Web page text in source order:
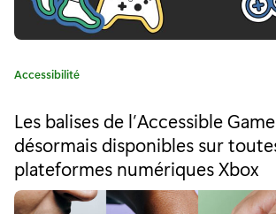
a
e
e
n
C
é
g
o
r
i
Accessibilité
Les balises de l’Accessible
désormais disponibles sur
plateformes numériques Xbox